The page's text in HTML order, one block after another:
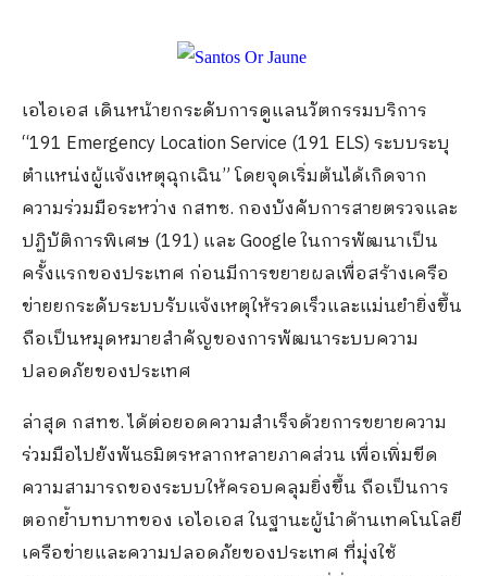
เอไอเอส เดินหน้ายกระดับการดูแลนวัตกรรมบริการ
“191 Emergency Location Service (191 ELS) ระบบระบุ
ตำแหน่งผู้แจ้งเหตุฉุกเฉิน” โดยจุดเริ่มต้นได้เกิดจาก
ความร่วมมือระหว่าง กสทช. กองบังคับการสายตรวจและ
ปฏิบัติการพิเศษ (191) และ Google ในการพัฒนาเป็น
ครั้งแรกของประเทศ ก่อนมีการขยายผลเพื่อสร้างเครือ
ข่ายยกระดับระบบรับแจ้งเหตุให้รวดเร็วและแม่นยำยิ่งขึ้น
ถือเป็นหมุดหมายสำคัญของการพัฒนาระบบความ
ปลอดภัยของประเทศ
ล่าสุด กสทช. ได้ต่อยอดความสำเร็จด้วยการขยายความ
ร่วมมือไปยังพันธมิตรหลากหลายภาคส่วน เพื่อเพิ่มขีด
ความสามารถของระบบให้ครอบคลุมยิ่งขึ้น ถือเป็นการ
ตอกย้ำบทบาทของ เอไอเอส ในฐานะผู้นำด้านเทคโนโลยี
เครือข่ายและความปลอดภัยของประเทศ ที่มุ่งใช้